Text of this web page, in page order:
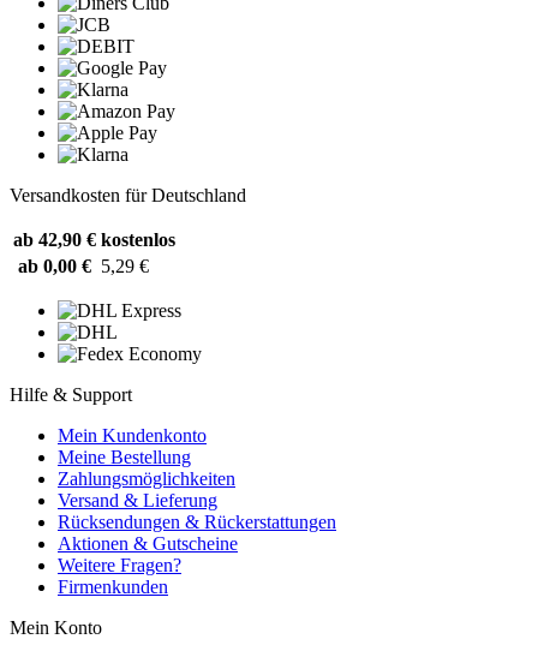
Versandkosten für Deutschland
ab 42,90 € kostenlos
ab 0,00 € 5,29 €
Hilfe & Support
Mein Kundenkonto
Meine Bestellung
Zahlungsmöglichkeiten
Versand & Lieferung
Rücksendungen & Rückerstattungen
Aktionen & Gutscheine
Weitere Fragen?
Firmenkunden
Mein Konto